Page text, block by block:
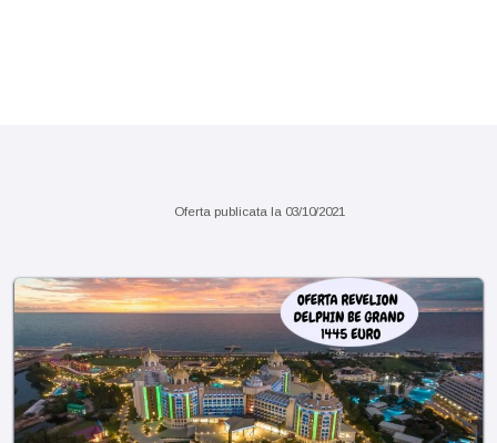
Oferta publicata la 03/10/2021